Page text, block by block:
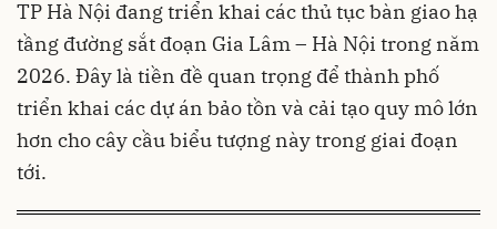
TP Hà Nội đang triển khai các thủ tục bàn giao hạ
tầng đường sắt đoạn Gia Lâm – Hà Nội trong năm
2026. Đây là tiền đề quan trọng để thành phố
triển khai các dự án bảo tồn và cải tạo quy mô lớn
hơn cho cây cầu biểu tượng này trong giai đoạn
tới.